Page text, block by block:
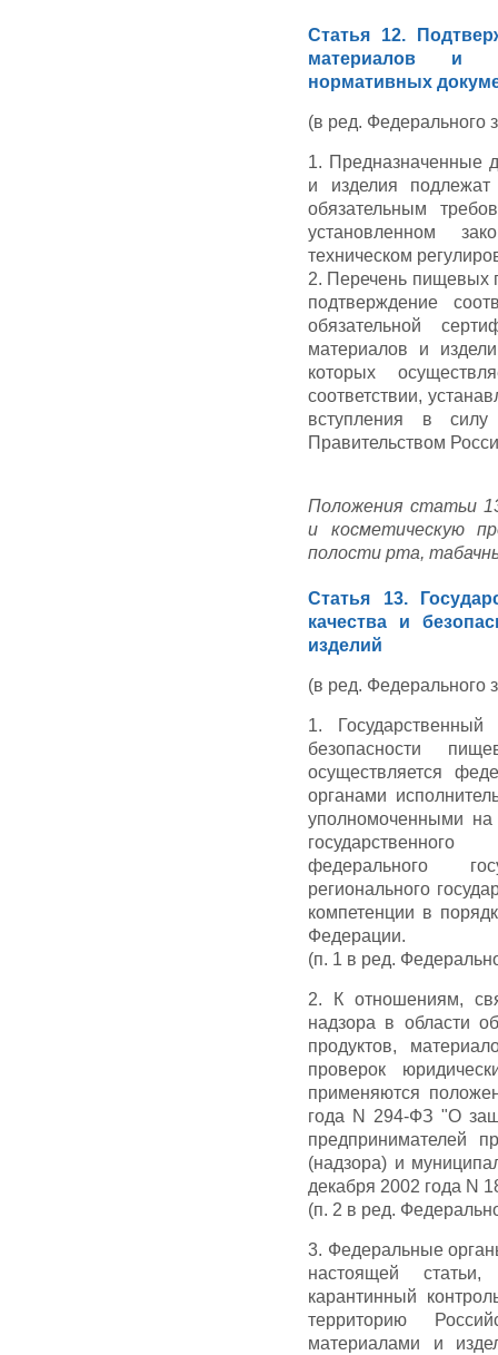
Статья 12.
материалов и
нормативных
(в ред. Федерального
1. Предназначенные
и изделия подлежат
обязательным
установленном
техническом
2. Перечень пищевых
подтверждение
обязательной
материалов и
которых
соответствии,
вступления в силу
Правительством
Положения статьи
и косметическую
полости рта,
Статья 13.
качества и
изделий
(в ред. Федерального
1.
безопасности
осуществляется
органами
уполномоченными на
государственного
федерального
регионального
компетенции в
Федерации.
(п. 1 в ред.
2. К отношениям,
надзора в области
продуктов,
проверок
применяются
года N 294-ФЗ "О
предпринимателей
(надзора) и
декабря 2002 года N
(п. 2 в ред.
3. Федеральные
настоящей статьи,
карантинный
территорию
материалами и